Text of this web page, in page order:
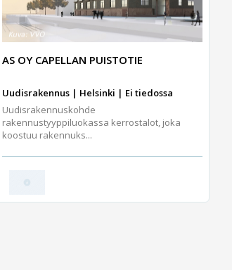
AS OY CAPELLAN PUISTOTIE
Uudisrakennus | Helsinki | Ei tiedossa
Uudisrakennuskohde
rakennustyyppiluokassa kerrostalot, joka
koostuu rakennuks...